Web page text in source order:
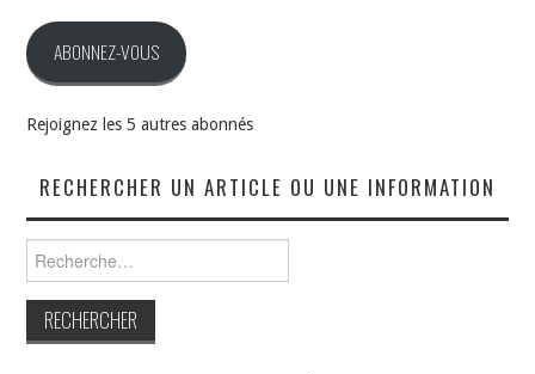
ABONNEZ-VOUS
Rejoignez les 5 autres abonnés
RECHERCHER UN ARTICLE OU UNE INFORMATION